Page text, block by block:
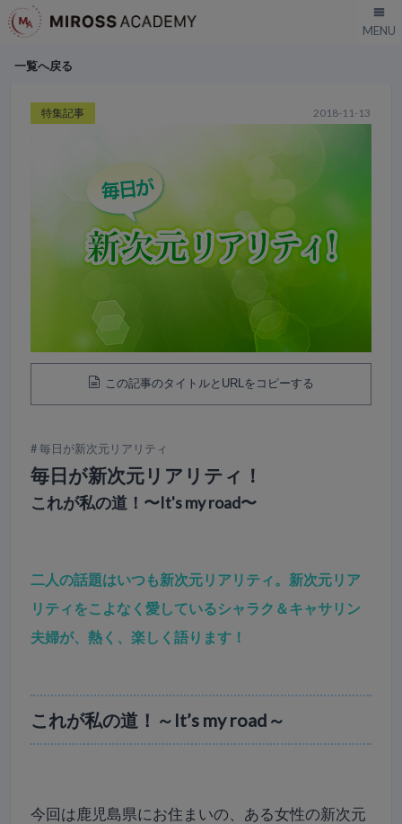
一覧へ戻る
2018-11-13
特集記事
この記事のタイトルとURLをコピーする
毎日が新次元リアリティ
毎日が新次元リアリティ！
これが私の道！〜It's my road〜
二人の話題はいつも新次元リアリティ。新次元リア
リティをこよなく愛しているシャラク＆キャサリン
夫婦が、熱く、楽しく語ります！
これが私の道！～It’s my road～
今回は鹿児島県にお住まいの、ある女性の新次元